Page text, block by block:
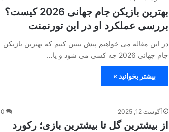
بهترین بازیکن جام جهانی 2026 کیست؟
بررسی عملکرد او در این تورنمنت
در این مقاله می خواهیم پیش بینین کنیم که بهترین بازیکن
جام جهانی 2026 چه کسی می شود و یا…
بیشتر بخوانید »
آگوست 12, 2025 0
از بیشترین گل تا بیشترین بازی؛ رکورد